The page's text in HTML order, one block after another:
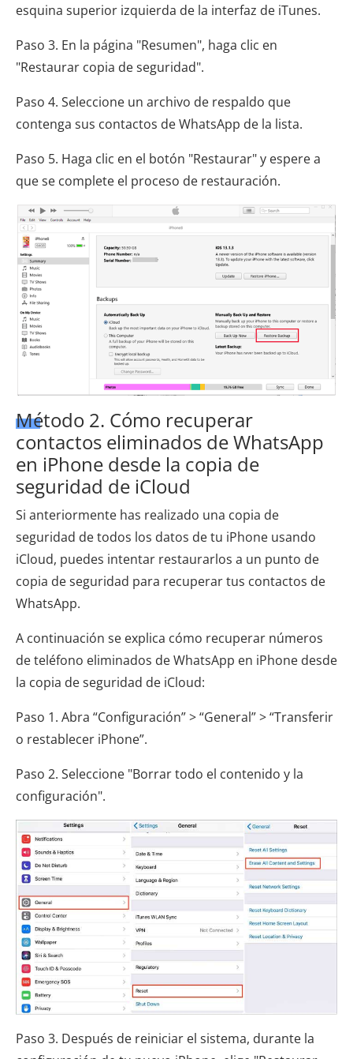
esquina superior izquierda de la interfaz de iTunes.
Paso 3. En la página "Resumen", haga clic en
"Restaurar copia de seguridad".
Paso 4. Seleccione un archivo de respaldo que
contenga sus contactos de WhatsApp de la lista.
Paso 5. Haga clic en el botón "Restaurar" y espere a
que se complete el proceso de restauración.
Método 2. Cómo recuperar
contactos eliminados de WhatsApp
en iPhone desde la copia de
seguridad de iCloud
Si anteriormente has realizado una copia de
seguridad de todos los datos de tu iPhone usando
iCloud, puedes intentar restaurarlos a un punto de
copia de seguridad para recuperar tus contactos de
WhatsApp.
A continuación se explica cómo recuperar números
de teléfono eliminados de WhatsApp en iPhone desde
la copia de seguridad de iCloud:
Paso 1. Abra “Configuración” > “General” > “Transferir
o restablecer iPhone”.
Paso 2. Seleccione "Borrar todo el contenido y la
configuración".
Paso 3. Después de reiniciar el sistema, durante la